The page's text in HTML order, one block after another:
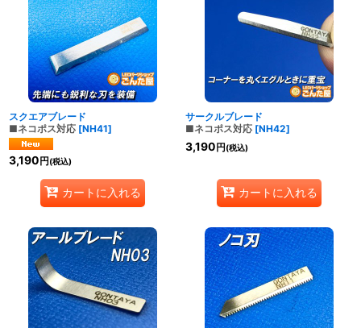
スクエアブレード
■ネコポス対応 [NH41]
3,190円(税込)
カートに入れる
サークルブレード
■ネコポス対応 [NH42]
3,190円(税込)
カートに入れる